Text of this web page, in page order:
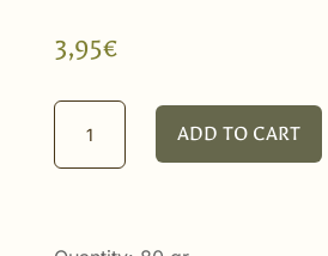
3,95€
Sweet
quantity
ADD TO CART